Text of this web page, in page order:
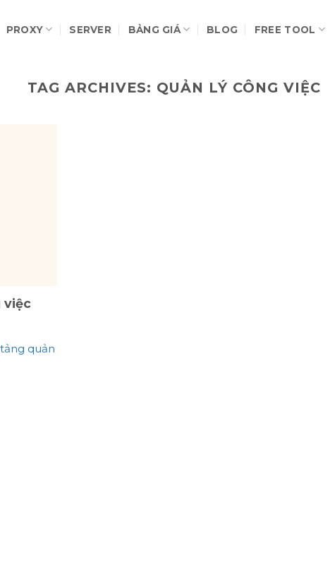
PROXY SERVER BẢNG GIÁ BLOG FREE TOOL
TAG ARCHIVES: QUẢN LÝ CÔNG VIỆC
việc
quản